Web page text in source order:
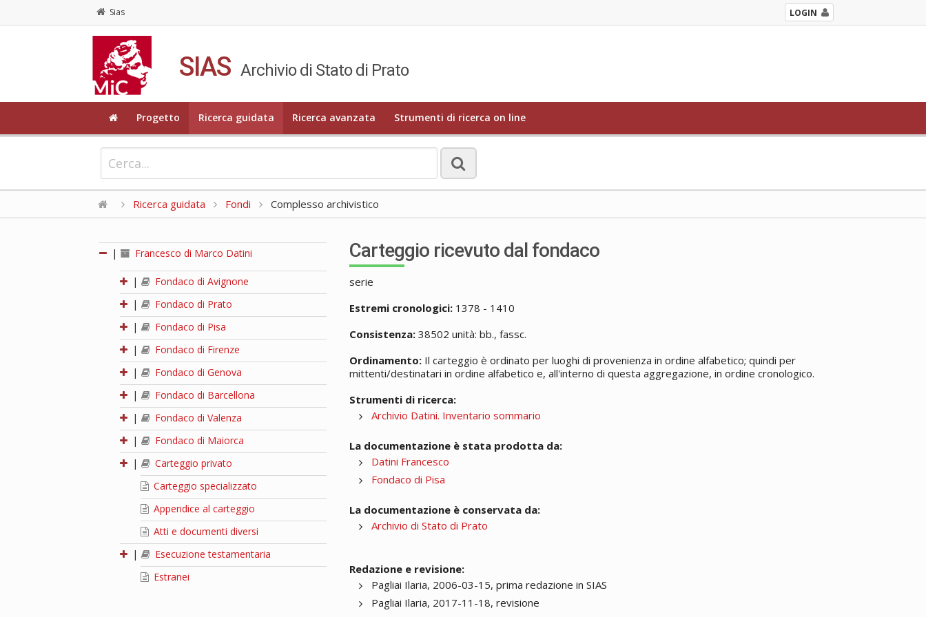
Sias LOGIN
SIAS Archivio di Stato di Prato
Progetto Ricerca guidata Ricerca avanzata Strumenti di ricerca on line
Ricerca guidata Fondi Complesso archivistico
| Francesco di Marco Datini
|
Fondaco di Avignone
|
Fondaco di Prato
|
Fondaco di Pisa
|
Fondaco di Firenze
|
Fondaco di Genova
|
Fondaco di Barcellona
|
Fondaco di Valenza
|
Fondaco di Maiorca
|
Carteggio privato
Carteggio specializzato
Appendice al carteggio
Atti e documenti diversi
|
Esecuzione testamentaria
Estranei
Carteggio ricevuto dal fondaco
serie
Estremi cronologici: 1378 - 1410
Consistenza: 38502 unità: bb., fassc.
Ordinamento: Il carteggio è ordinato per luoghi di provenienza in ordine alfabetico; quindi per
mittenti/destinatari in ordine alfabetico e, all'interno di questa aggregazione, in ordine cronologico.
Strumenti di ricerca:
Archivio Datini. Inventario sommario
La documentazione è stata prodotta da:
Datini Francesco
Fondaco di Pisa
La documentazione è conservata da:
Archivio di Stato di Prato
Redazione e revisione:
Pagliai Ilaria, 2006-03-15, prima redazione in SIAS
Pagliai Ilaria, 2017-11-18, revisione